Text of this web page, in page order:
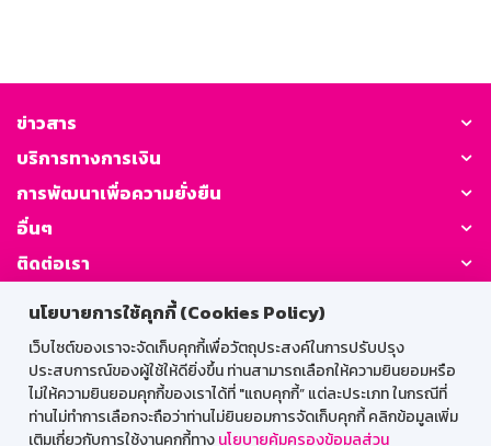
นโยบายการใช้คุกกี้ (Cookies Policy)
เว็บไซต์ของเราจะจัดเก็บคุกกี้เพื่อวัตถุประสงค์ในการปรับปรุง
ประสบการณ์ของผู้ใช้ให้ดียิ่งขึ้น ท่านสามารถเลือกให้ความยินยอมหรือ
ไม่ให้ความยินยอมคุกกี้ของเราได้ที่ "แถบคุกกี้” แต่ละประเภท ในกรณีที่
ท่านไม่ทำการเลือกจะถือว่าท่านไม่ยินยอมการจัดเก็บคุกกี้ คลิกข้อมูลเพิ่ม
เติมเกี่ยวกับการใช้งานคุกกี้ทางนโยบายคุ้มครองข้อมูลส่วน
ข่าวสาร
บริการทางการเงิน
การพัฒนาเพื่อความยั่งยืน
อื่นๆ
ติดต่อเรา
GSB Society:
สำหรับพนักงาน